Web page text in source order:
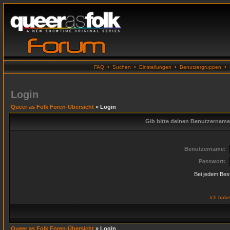
FAQ • Suchen • Einstellungen • Benutzergruppen •
Login
Queer as Folk Foren-Übersicht » Login
Gib bitte deinen
Benutzername:
Passwort:
Bei jedem
Ich
Queer as Folk Foren-Übersicht » Login